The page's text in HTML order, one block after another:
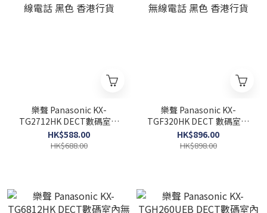
樂聲 Panasonic KX-
TG2712HK DECT數碼室內
無線電話 黑色 香港行貨
HK$588.00
HK$688.00
樂聲 Panasonic KX-
TGF320HK DECT 數碼室內
無線電話 黑色 香港行貨
HK$896.00
HK$898.00